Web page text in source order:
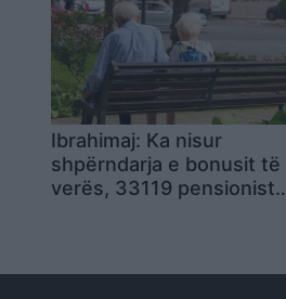
Ibrahimaj: Ka nisur
shpërndarja e bonusit të
verës, 33119 pensionistë